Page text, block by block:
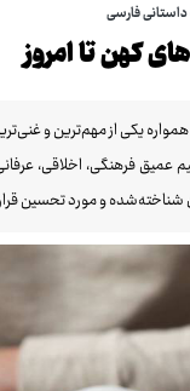
فارسی
کهن تا امروز
همواره یکی از مهم‌ترین و
عمیق فرهنگی، اخلاقی،
و مورد تحسین